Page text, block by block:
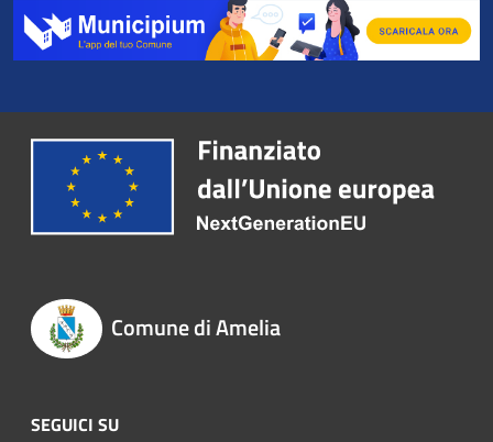
Comune di Amelia
SEGUICI SU